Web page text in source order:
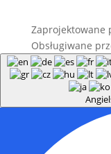
Zaprojektowane
Obsługiwane